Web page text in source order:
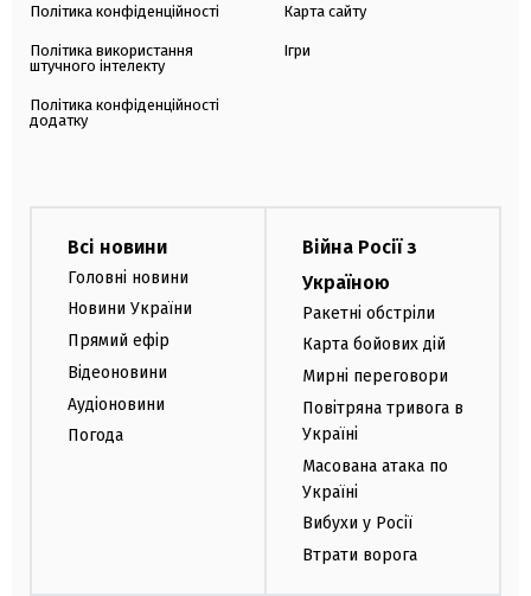
Політика конфіденційності
Політика використання
штучного інтелекту
Політика конфіденційності
додатку
Карта сайту
Ігри
Всі новини
Головні новини
Новини України
Прямий ефір
Відеоновини
Аудіоновини
Погода
Війна Росії з
Україною
Ракетні обстріли
Карта бойових дій
Мирні переговори
Повітряна тривога в
Україні
Масована атака по
Україні
Вибухи у Росії
Втрати ворога